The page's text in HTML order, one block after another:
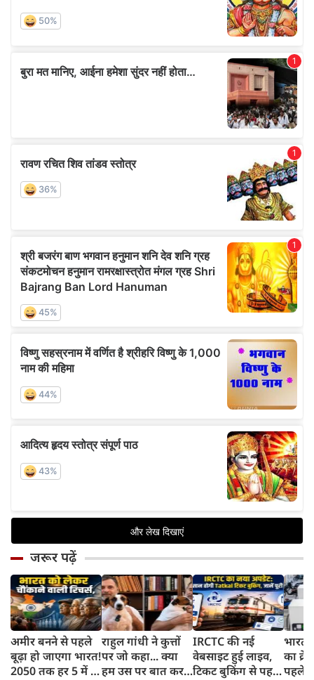
जरूर पढ़ें
अमीर बनने से पहले
बूढ़ा हो जाएगा भारत!
2050 तक हर 5 में 1
राहुल गांधी ने कुत्तों
पर जो कहा... क्या
हम उस पर बात कर
IRCTC की नई
वेबसाइट हुई लाइव,
टिकट बुकिंग से पहले
भारत
का
पहले